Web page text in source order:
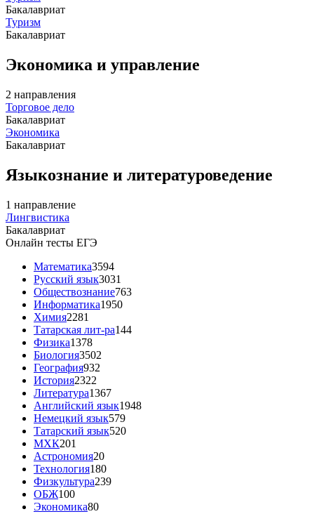
Бакалавриат
Туризм
Бакалавриат
Экономика и управление
2 направления
Торговое дело
Бакалавриат
Экономика
Бакалавриат
Языкознание и литературоведение
1 направление
Лингвистика
Бакалавриат
Онлайн тесты ЕГЭ
Математика3594
Русский язык3031
Обществознание763
Информатика1950
Химия2281
Татарская лит-ра144
Физика1378
Биология3502
География932
История2322
Литература1367
Английский язык1948
Немецкий язык579
Татарский язык520
МХК201
Астрономия20
Технология180
Физкультура239
ОБЖ100
Экономика80